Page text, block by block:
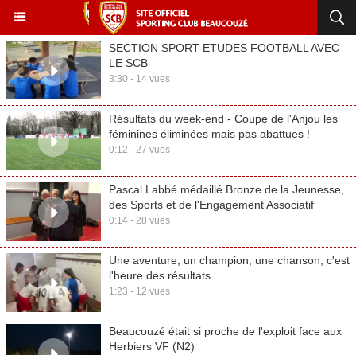
SECTION SPORT-ETUDES FOOTBALL AVEC
LE SCB
3:30 - 14 vues
Résultats du week-end - Coupe de l'Anjou les
féminines éliminées mais pas abattues !
0:12 - 27 vues
Pascal Labbé médaillé Bronze de la Jeunesse,
des Sports et de l'Engagement Associatif
0:14 - 28 vues
Une aventure, un champion, une chanson, c'est
l'heure des résultats
1:23 - 12 vues
Beaucouzé était si proche de l'exploit face aux
Herbiers VF (N2)